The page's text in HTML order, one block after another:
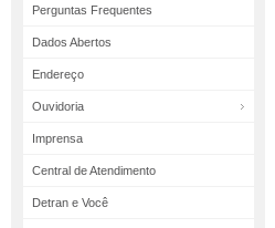
Perguntas Frequentes
Dados Abertos
Endereço
Ouvidoria
Imprensa
Central de Atendimento
Detran e Você